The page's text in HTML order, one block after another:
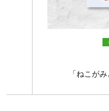
「ねこが